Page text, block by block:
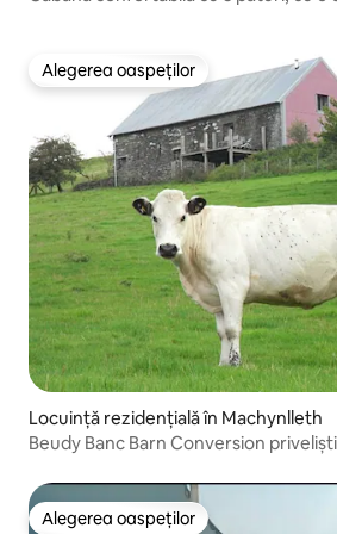
Alegerea oaspeților
Alegerea oaspeților
Locuință rezidențială în Machynlleth
Beudy Banc Barn Conversion
Alegerea oaspeților
Alegerea oaspeților